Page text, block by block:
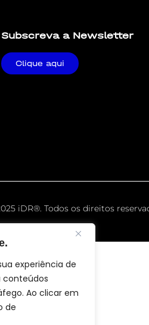
experiência de
conteúdos
Ao clicar em
de
Subscreva a Newsletter
Clique aqui
iDR®. Todos os direitos